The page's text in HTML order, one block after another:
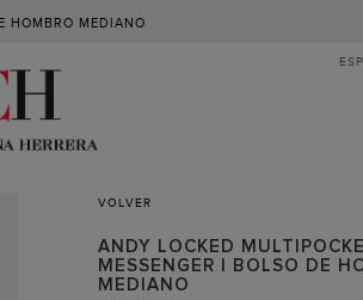
HOMBRO MEDIANO
VOLVER
ANDY LOCKED
MESSENGER | BOLSO DE
MEDIANO